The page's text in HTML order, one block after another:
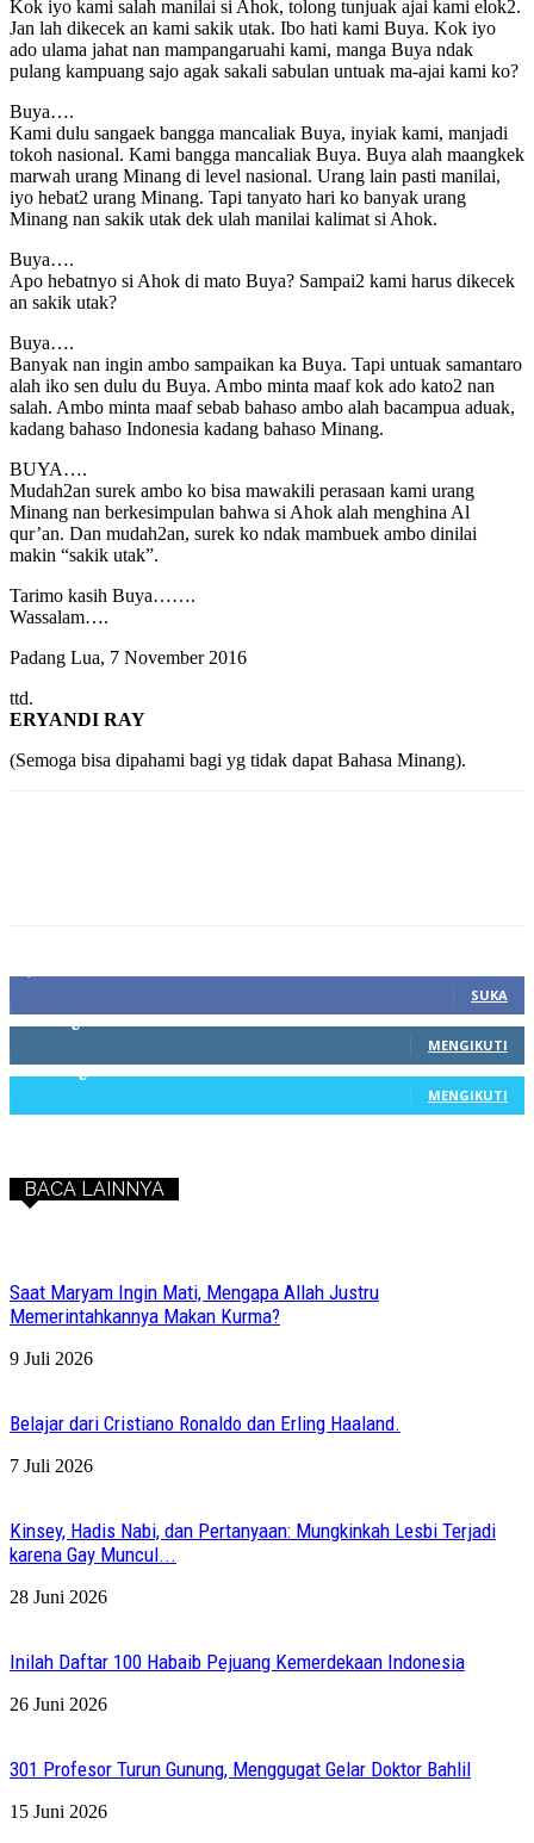
Kok iyo kami salah manilai si Ahok, tolong tunjuak ajai kami elok2.
Jan lah dikecek an kami sakik utak. Ibo hati kami Buya. Kok iyo
ado ulama jahat nan mampangaruahi kami, manga Buya ndak
pulang kampuang sajo agak sakali sabulan untuak ma-ajai kami ko?
Buya….
Kami dulu sangaek bangga mancaliak Buya, inyiak kami, manjadi
tokoh nasional. Kami bangga mancaliak Buya. Buya alah maangkek
marwah urang Minang di level nasional. Urang lain pasti manilai,
iyo hebat2 urang Minang. Tapi tanyato hari ko banyak urang
Minang nan sakik utak dek ulah manilai kalimat si Ahok.
Buya….
Apo hebatnyo si Ahok di mato Buya? Sampai2 kami harus dikecek
an sakik utak?
Buya….
Banyak nan ingin ambo sampaikan ka Buya. Tapi untuak samantaro
alah iko sen dulu du Buya. Ambo minta maaf kok ado kato2 nan
salah. Ambo minta maaf sebab bahaso ambo alah bacampua aduak,
kadang bahaso Indonesia kadang bahaso Minang.
BUYA….
Mudah2an surek ambo ko bisa mawakili perasaan kami urang
Minang nan berkesimpulan bahwa si Ahok alah menghina Al
qur’an. Dan mudah2an, surek ko ndak mambuek ambo dinilai
makin “sakik utak”.
Tarimo kasih Buya…….
Wassalam….
Padang Lua, 7 November 2016
ttd.
ERYANDI RAY
(Semoga bisa dipahami bagi yg tidak dapat Bahasa Minang).
SUKA
MENGIKUTI
MENGIKUTI
BACA LAINNYA
Saat Maryam Ingin Mati, Mengapa Allah Justru
Memerintahkannya Makan Kurma?
9 Juli 2026
Belajar dari Cristiano Ronaldo dan Erling Haaland.
7 Juli 2026
Kinsey, Hadis Nabi, dan Pertanyaan: Mungkinkah Lesbi Terjadi
karena Gay Muncul...
28 Juni 2026
Inilah Daftar 100 Habaib Pejuang Kemerdekaan Indonesia
26 Juni 2026
301 Profesor Turun Gunung, Menggugat Gelar Doktor Bahlil
15 Juni 2026